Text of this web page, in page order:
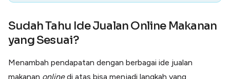
Sudah Tahu Ide Jualan Online Makanan
yang Sesuai?
Menambah pendapatan dengan berbagai ide jualan
makanan onlinedi atas bisa menjadi langkah yang